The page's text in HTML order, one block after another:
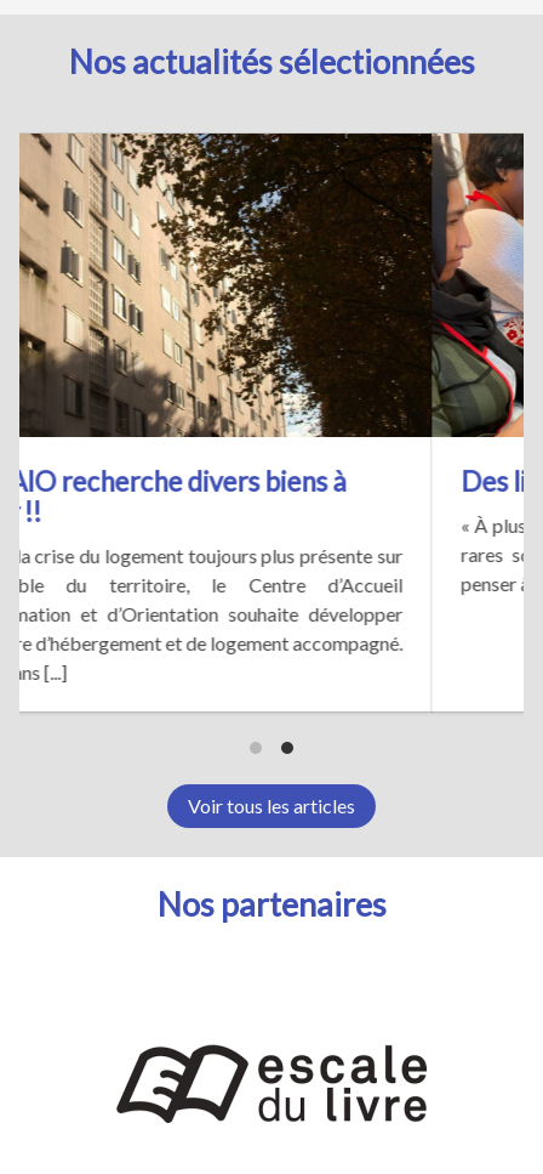
Nos actualités sélectionnées
à
sur
Des liens culinaires
« À plusieurs ça change des moments où on est
rares sont les moments où Madame A.
penser à elle. Elle vit seule avec ses trois [...]
Voir tous les articles
Nos partenaires